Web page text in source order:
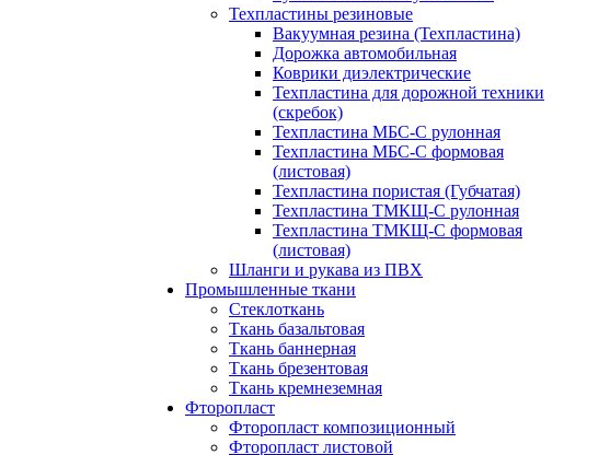
Техпластины резиновые
Вакуумная резина (Техпластина)
Дорожка автомобильная
Коврики диэлектрические
Техпластина для дорожной техники
(скребок)
Техпластина МБС-С рулонная
Техпластина МБС-С формовая
(листовая)
Техпластина пористая (Губчатая)
Техпластина ТМКЩ-С рулонная
Техпластина ТМКЩ-С формовая
(листовая)
Шланги и рукава из ПВХ
Промышленные ткани
Стеклоткань
Ткань базальтовая
Ткань баннерная
Ткань брезентовая
Ткань кремнеземная
Фторопласт
Фторопласт композиционный
Фторопласт листовой